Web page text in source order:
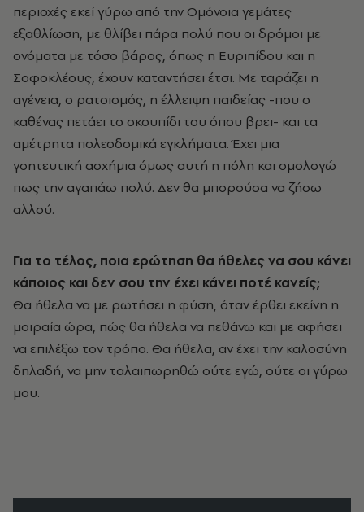
περιοχές εκεί γύρω από την Ομόνοια γεμάτες
εξαθλίωση, με θλίβει πάρα πολύ που οι δρόμοι με
ονόματα με τόσο βάρος, όπως η Ευριπίδου και η
Σοφοκλέους, έχουν καταντήσει έτσι. Με ταράζει η
αγένεια, ο ρατσισμός, η έλλειψη παιδείας -που ο
καθένας πετάει το σκουπίδι του όπου βρει- και τα
αμέτρητα πολεοδομικά εγκλήματα. Έχει μια
γοητευτική ασχήμια όμως αυτή η πόλη και ομολογώ
πως την αγαπάω πολύ. Δεν θα μπορούσα να ζήσω
αλλού.
Για το τέλος, ποια ερώτηση θα ήθελες να σου κάνει
κάποιος και δεν σου την έχει κάνει ποτέ κανείς;
Θα ήθελα να με ρωτήσει η φύση, όταν έρθει εκείνη η
μοιραία ώρα, πώς θα ήθελα να πεθάνω και με αφήσει
να επιλέξω τον τρόπο. Θα ήθελα, αν έχει την καλοσύνη
δηλαδή, να μην ταλαιπωρηθώ ούτε εγώ, ούτε οι γύρω
μου.